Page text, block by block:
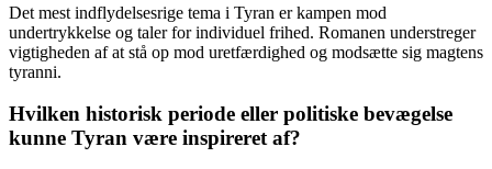
Det mest indflydelsesrige tema i Tyran er kampen mod
undertrykkelse og taler for individuel frihed. Romanen understreger
vigtigheden af at stå op mod uretfærdighed og modsætte sig magtens
tyranni.
Hvilken historisk periode eller politiske bevægelse
kunne Tyran være inspireret af?